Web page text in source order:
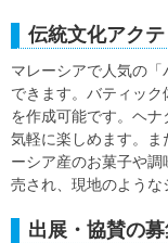
伝統文化アク
マレーシアで人気の
できます。バティッ
を作成可能です。ヘナ
気軽に楽しめます。
ーシア産のお菓子や
売され、現地のような
出展・協賛の